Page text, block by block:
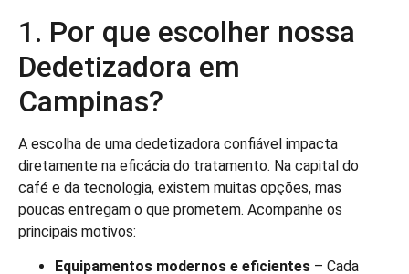
1. Por que escolher nossa
Dedetizadora em
Campinas?
A escolha de uma dedetizadora confiável impacta
diretamente na eficácia do tratamento. Na capital do
café e da tecnologia, existem muitas opções, mas
poucas entregam o que prometem. Acompanhe os
principais motivos:
Equipamentos modernos e eficientes – Cada